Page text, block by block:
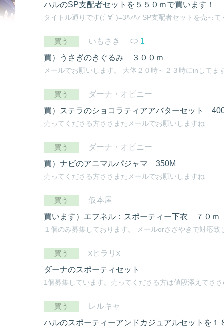
ハルのSP支配者セットを５５０ｍで買います！
タイトル通りです(;ﾟ∀ﾟ)=3ﾊｧﾊｧ SP支配者セットを売っ
買う いもさき
1
買）うさぎのきぐるみ ３００ｍ
メールでお願いします。 大体２０時～２３時にinしてま
買う
ダーナ・オピニー
買）ステラのショコラティアアバターセット
売ってくださる方ささまたメールでお願いしますね
買う
ダーナ・オピニー
買）ナビのアニマルパジャマ 350M
売ってくださる方ささまたメールでお願いしますね
買う
仮本屋
買います）エフネル：スポーティー下衣 ７０ｍ
１個のみ募集しております。 メールorささやきで対応致
買う
xヒラリx
ダーナのスポーティセット
1個募集しています。売ってくださる方は値段添えてさ
買う
レルキャ
ハルのスポーティーアンドカジュアルセットを１